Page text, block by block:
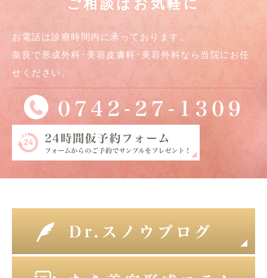
ご相談はお気軽に
お電話は診療時間内に承っております。
奈良で形成外科･美容皮膚科･美容外科なら当院にお任
せください。